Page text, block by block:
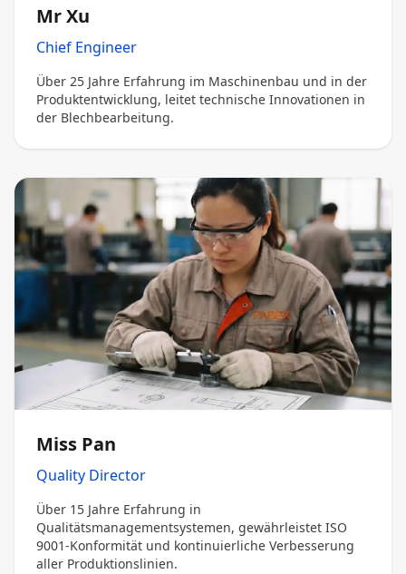
Mr Xu
Chief Engineer
Über 25 Jahre Erfahrung im Maschinenbau und in der
Produktentwicklung, leitet technische Innovationen in
der Blechbearbeitung.
Miss Pan
Quality Director
Über 15 Jahre Erfahrung in
Qualitätsmanagementsystemen, gewährleistet ISO
9001-Konformität und kontinuierliche Verbesserung
aller Produktionslinien.